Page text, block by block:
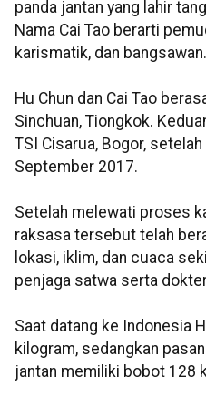
panda jantan yang lahir
Nama Cai Tao berarti
karismatik, dan bangsawan.
Hu Chun dan Cai Tao
Sinchuan, Tiongkok.
TSI Cisarua, Bogor,
September 2017.
Setelah melewati proses
raksasa tersebut telah
lokasi, iklim, dan cuaca
penjaga satwa serta
Saat datang ke Indonesia
kilogram, sedangkan
jantan memiliki bobot 128